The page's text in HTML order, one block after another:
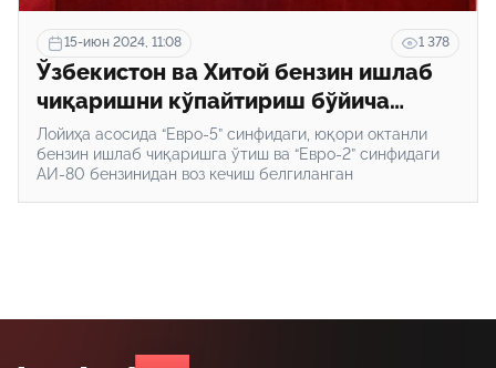
15-июн 2024, 11:08 1 378
Ўзбекистон ва Хитой бензин ишлаб
чиқаришни кўпайтириш бўйича
ҳамкорлик қилади
Лойиҳа асосида “Евро-5” синфидаги, юқори октанли
бензин ишлаб чиқаришга ўтиш ва “Евро-2” синфидаги
АИ-80 бензинидан воз кечиш белгиланган